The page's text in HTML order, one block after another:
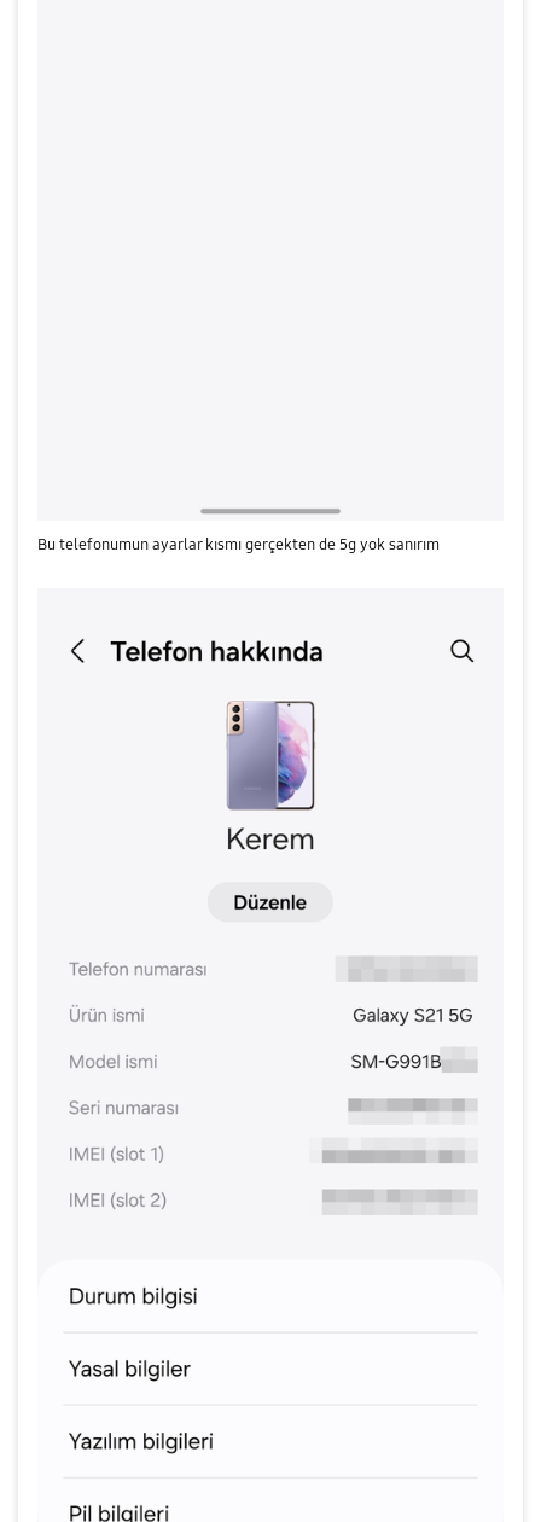
Bu telefonumun ayarlar kısmı gerçekten de 5g yok sanırım